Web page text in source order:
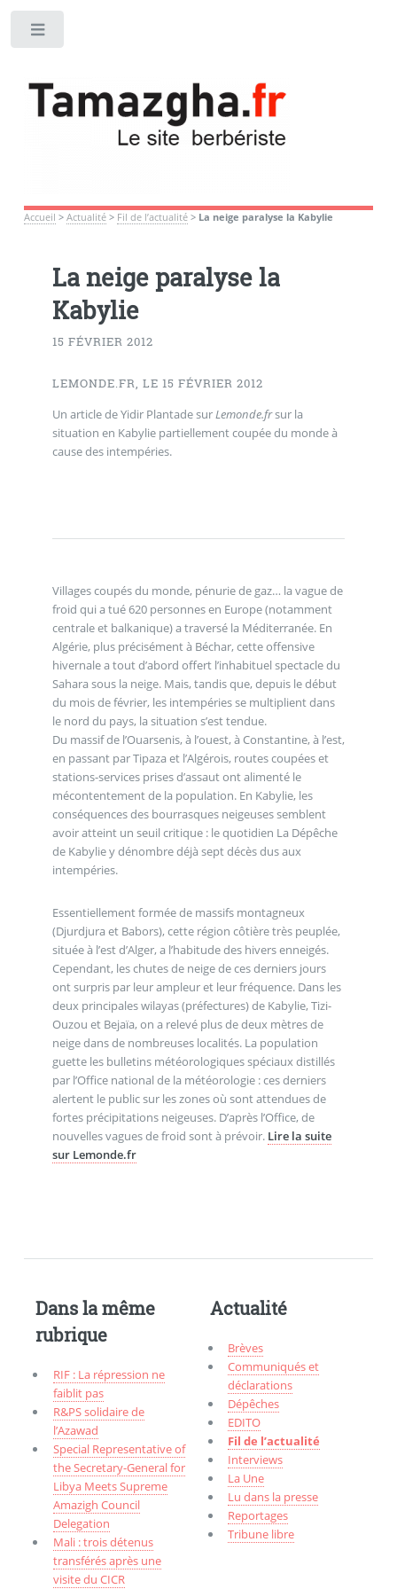
Accueil > Actualité> Fil de l’actualité> La neige paralyse la Kabylie
La neige paralyse la
Kabylie
15 FÉVRIER 2012
LEMONDE.FR, LE 15 FÉVRIER 2012
Un article de Yidir Plantade surLemonde.frsur la
situation en Kabylie partiellement coupée du monde à
cause des intempéries.
Villages coupés du monde, pénurie de gaz… la vague de
froid qui a tué 620 personnes en Europe (notamment
centrale et balkanique) a traversé la Méditerranée. En
Algérie, plus précisément à Béchar, cette offensive
hivernale a tout d’abord offert l’inhabituel spectacle du
Sahara sous la neige. Mais, tandis que, depuis le début
du mois de février, les intempéries se multiplient dans
le nord du pays, la situation s’est tendue.
Du massif de l’Ouarsenis, à l’ouest, à Constantine, à l’est,
en passant par Tipaza et l’Algérois, routes coupées et
stations-services prises d’assaut ont alimenté le
mécontentement de la population. En Kabylie, les
conséquences des bourrasques neigeuses semblent
avoir atteint un seuil critique : le quotidien La Dépêche
de Kabylie y dénombre déjà sept décès dus aux
intempéries.
Essentiellement formée de massifs montagneux
(Djurdjura et Babors), cette région côtière très peuplée,
située à l’est d’Alger, a l’habitude des hivers enneigés.
Cependant, les chutes de neige de ces derniers jours
ont surpris par leur ampleur et leur fréquence. Dans les
deux principales wilayas (préfectures) de Kabylie, Tizi-
Ouzou et Bejaïa, on a relevé plus de deux mètres de
neige dans de nombreuses localités. La population
guette les bulletins météorologiques spéciaux distillés
par l’Office national de la météorologie : ces derniers
alertent le public sur les zones où sont attendues de
fortes précipitations neigeuses. D’après l’Office, de
nouvelles vagues de froid sont à prévoir. Lire la suite
sur Lemonde.fr
Dans la même
rubrique
RIF : La répression ne
faiblit pas
R&PS solidaire de
l’Azawad
Special Representative of
the Secretary-General for
Libya Meets Supreme
Amazigh Council
Delegation
Mali : trois détenus
transférés après une
visite du CICR
Actualité
Brèves
Communiqués et
déclarations
Dépêches
EDITO
Fil de l’actualité
Interviews
La Une
Lu dans la presse
Reportages
Tribune libre